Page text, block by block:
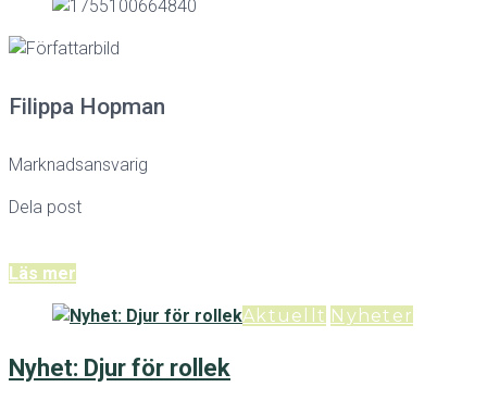
Filippa Hopman
Marknadsansvarig
Dela post
Läs mer
Aktuellt Nyheter
Nyhet: Djur för rollek